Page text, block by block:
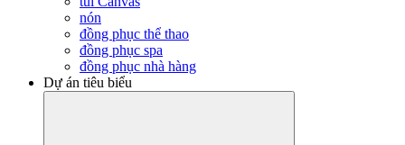
nón
đồng phục thể thao
đồng phục spa
đồng phục nhà hàng
Dự án tiêu biểu